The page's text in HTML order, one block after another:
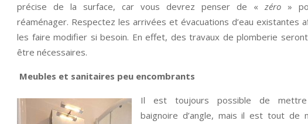
précise de la surface, car vous devrez penser de « zéro »
réaménager. Respectez les arrivées et évacuations d’eau existantes
les faire modifier si besoin. En effet, des travaux de plomberie
être nécessaires.
Meubles et sanitaires peu encombrants
Il est toujours possible de
baignoire d’angle, mais il est tout de